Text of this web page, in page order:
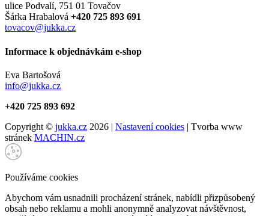
ulice Podvalí, 751 01 Tovačov
Šárka Hrabalová +420 725 893 691
tovacov@jukka.cz
Informace k objednávkám e-shop
Eva Bartošová
info@jukka.cz
+420 725 893 692
Copyright © jukka.cz 2026 | Nastavení cookies | Tvorba www
stránek MACHIN.cz
Používáme cookies
Abychom vám usnadnili procházení stránek, nabídli přizpůsobený
obsah nebo reklamu a mohli anonymně analyzovat návštěvnost,